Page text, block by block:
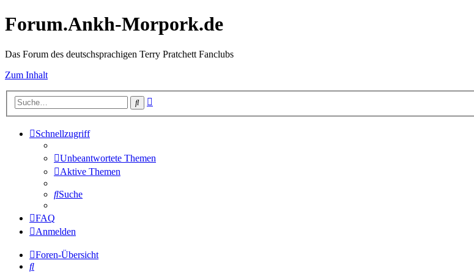
Forum.Ankh-Morpork.de
Das Forum des deutschsprachigen Terry Pratchett Fanclubs
Zum Inhalt
Suche
Schnellzugriff
Unbeantwortete Themen
Aktive Themen
Suche
FAQ
Anmelden
Foren-Übersicht
Suche